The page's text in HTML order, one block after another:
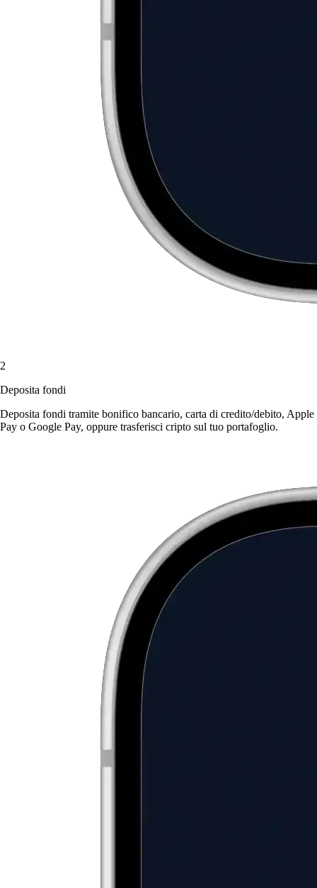
2
Deposita fondi
Deposita fondi tramite bonifico bancario, carta di credito/debito, Apple
Pay o Google Pay, oppure trasferisci cripto sul tuo portafoglio.